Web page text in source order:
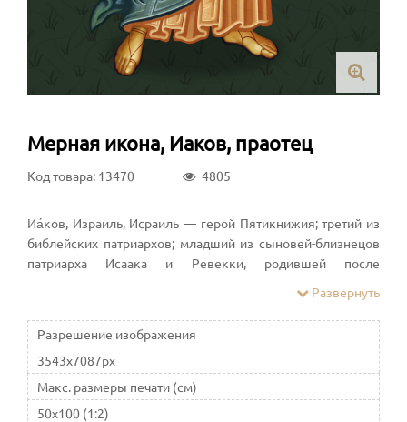
Мерная икона, Иаков, праотец
Код товара: 13470 4805
Иа́ков, Израиль, Исраиль — герой Пятикнижия; третий из
библейских патриархов; младший из сыновей-близнецов
патриарха Исаака и Ревекки, родившей после
родоначальников колен Израилевых. Почитается во всех
авраамических религиях: в иудаизме, христианстве и
исламе.
Развернуть
Разрешение изображения
3543x7087px
Макс. размеры печати (см)
50x100 (1:2)